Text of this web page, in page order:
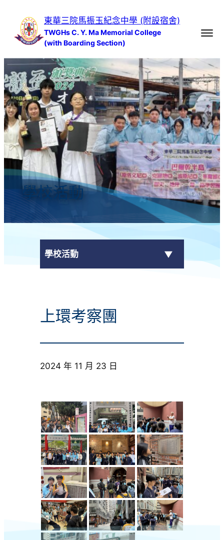
內
容
東華三院馬振玉紀念中學 (附設宿舍)
TWGHs C. Y. Ma Memorial College
(with Boarding Section)
學校活動
學校活動
校外獎項
學校活動
學生作品
榮譽榜
上環考察團
2024 年 11 月 23 日